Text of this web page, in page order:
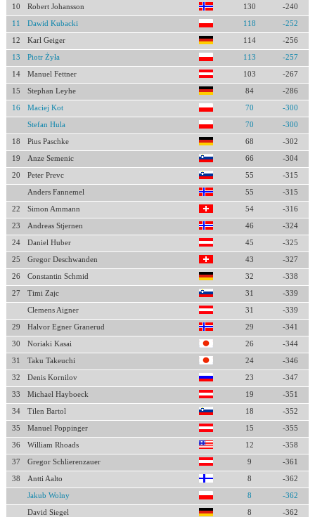
10 Robert Johansson 130 -240
11 Dawid Kubacki 118 -252
12 Karl Geiger 114 -256
13 Piotr Żyła 113 -257
14 Manuel Fettner 103 -267
15 Stephan Leyhe 84 -286
16 Maciej Kot 70 -300
Stefan Hula 70 -300
18 Pius Paschke 68 -302
19 Anze Semenic 66 -304
20 Peter Prevc 55 -315
Anders Fannemel 55 -315
22 Simon Ammann 54 -316
23 Andreas Stjernen 46 -324
24 Daniel Huber 45 -325
25 Gregor Deschwanden 43 -327
26 Constantin Schmid 32 -338
27 Timi Zajc 31 -339
Clemens Aigner 31 -339
29 Halvor Egner Granerud 29 -341
30 Noriaki Kasai 26 -344
31 Taku Takeuchi 24 -346
32 Denis Kornilov 23 -347
33 Michael Hayboeck 19 -351
34 Tilen Bartol 18 -352
35 Manuel Poppinger 15 -355
36 William Rhoads 12 -358
37 Gregor Schlierenzauer 9 -361
38 Antti Aalto 8 -362
Jakub Wolny 8 -362
David Siegel 8 -362